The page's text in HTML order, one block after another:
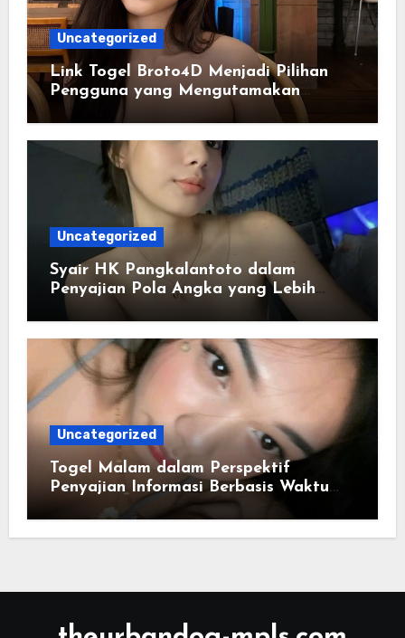
Uncategorized
Link Togel Broto4D Menjadi Pilihan
Pengguna yang Mengutamakan
Kemudahan
Uncategorized
Syair HK Pangkalantoto dalam
Penyajian Pola Angka yang Lebih
Jelas
Uncategorized
Togel Malam dalam Perspektif
Penyajian Informasi Berbasis Waktu
dan Distribusi Data Numerik